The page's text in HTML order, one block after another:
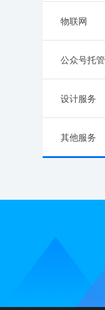
物联网
公众号托管
设计服务
其他服务